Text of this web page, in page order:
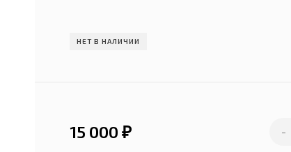
НЕТ В НАЛИЧИИ
15 000₽ -